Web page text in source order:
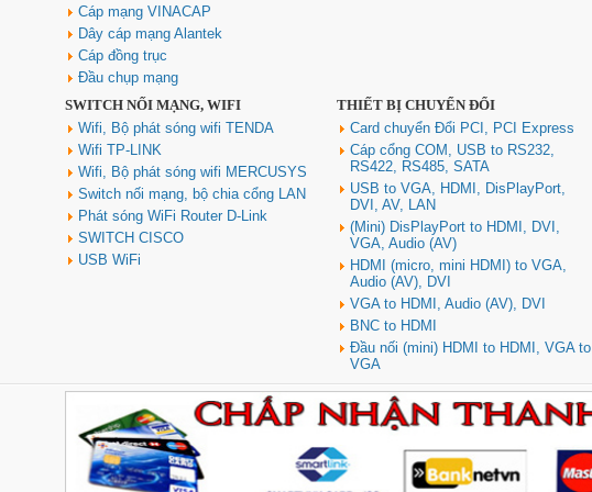
Cáp mạng VINACAP
Dây cáp mạng Alantek
Cáp đồng trục
Đầu chụp mạng
SWITCH NỐI MẠNG, WIFI
Wifi, Bộ phát sóng wifi TENDA
Wifi TP-LINK
Wifi, Bộ phát sóng wifi MERCUSYS
Switch nối mạng, bộ chia cổng LAN
Phát sóng WiFi Router D-Link
SWITCH CISCO
USB WiFi
THIẾT BỊ CHUYỂN ĐỔI
Card chuyển Đổi PCI, PCI Express
Cáp cổng COM, USB to RS232,
RS422, RS485, SATA
USB to VGA, HDMI, DisPlayPort,
DVI, AV, LAN
(Mini) DisPlayPort to HDMI, DVI,
VGA, Audio (AV)
HDMI (micro, mini HDMI) to VGA,
Audio (AV), DVI
VGA to HDMI, Audio (AV), DVI
BNC to HDMI
Đầu nối (mini) HDMI to HDMI, VGA to
VGA